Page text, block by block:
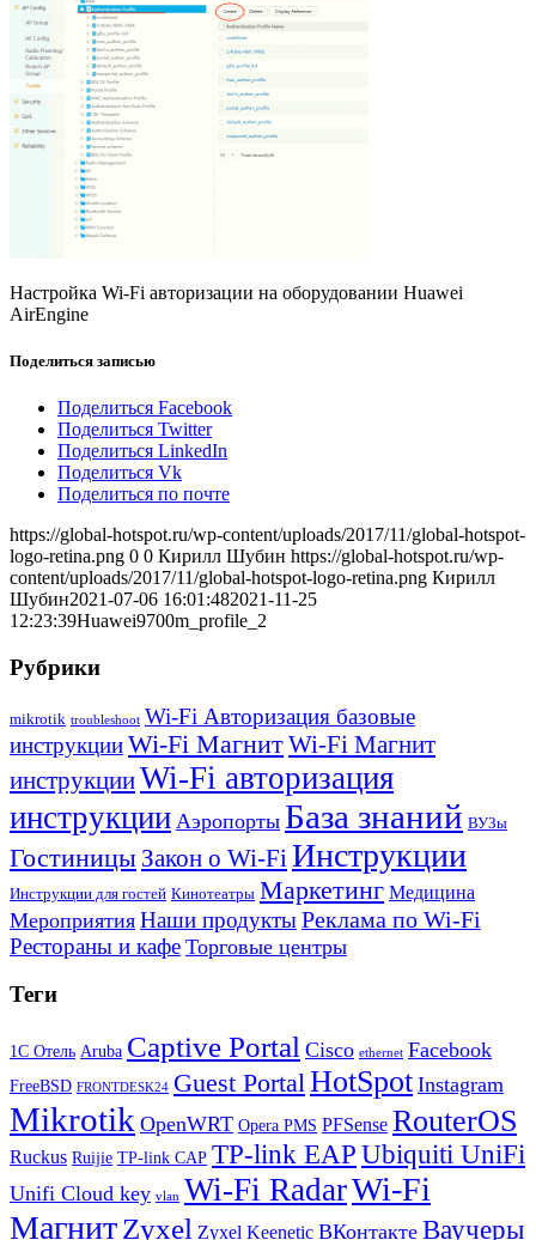
Настройка Wi-Fi авторизации на оборудовании Huawei
AirEngine
Поделиться записью
Поделиться Facebook
Поделиться Twitter
Поделиться LinkedIn
Поделиться Vk
Поделиться по почте
https://global-hotspot.ru/wp-content/uploads/2017/11/global-hotspot-
logo-retina.png 0 0 Кирилл Шубин https://global-hotspot.ru/wp-
content/uploads/2017/11/global-hotspot-logo-retina.png Кирилл
Шубин2021-07-06 16:01:482021-11-25
12:23:39Huawei9700m_profile_2
Рубрики
mikrotik troubleshoot Wi-Fi Авторизация базовые
инструкцииWi-Fi МагнитWi-Fi Магнит
инструкцииWi-Fi авторизация
инструкции Аэропорты База знаний ВУЗы
Гостиницы Закон о Wi-Fi Инструкции
Инструкции для гостей Кинотеатры Маркетинг Медицина
Мероприятия Наши продуктыРеклама по Wi-Fi
Рестораны и кафе Торговые центры
Теги
1С Отель Aruba Captive Portal Cisco ethernet Facebook
FreeBSD FRONTDESK24 Guest PortalHotSpot Instagram
Mikrotik OpenWRT Opera PMS PFSense RouterOS
Ruckus Ruijie TP-link CAP TP-link EAP Ubiquiti UniFi
Unifi Cloud key vlan Wi-Fi RadarWi-Fi
МагнитZyxel Zyxel Keenetic ВКонтакте Ваучеры